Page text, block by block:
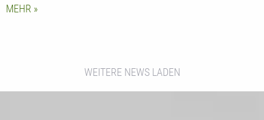
MEHR
WEITERE NEWS LADEN